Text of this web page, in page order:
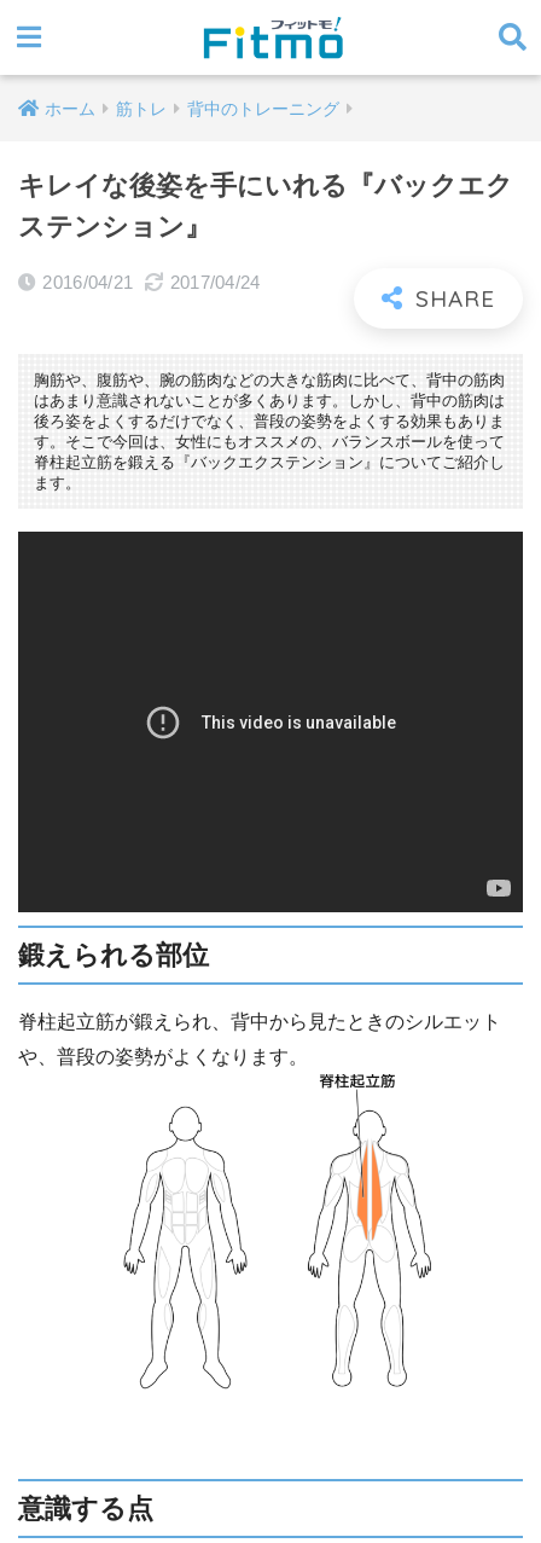
ホーム 筋トレ 背中のトレーニング
キレイな後姿を手にいれる『バックエク
ステンション』
2016/04/21 2017/04/24
胸筋や、腹筋や、腕の筋肉などの大きな筋肉に比べて、背中の筋肉
はあまり意識されないことが多くあります。しかし、背中の筋肉は
後ろ姿をよくするだけでなく、普段の姿勢をよくする効果もありま
す。そこで今回は、女性にもオススメの、バランスボールを使って
脊柱起立筋を鍛える『バックエクステンション』についてご紹介し
ます。
鍛えられる部位
脊柱起立筋が鍛えられ、背中から見たときのシルエット
や、普段の姿勢がよくなります。
意識する点